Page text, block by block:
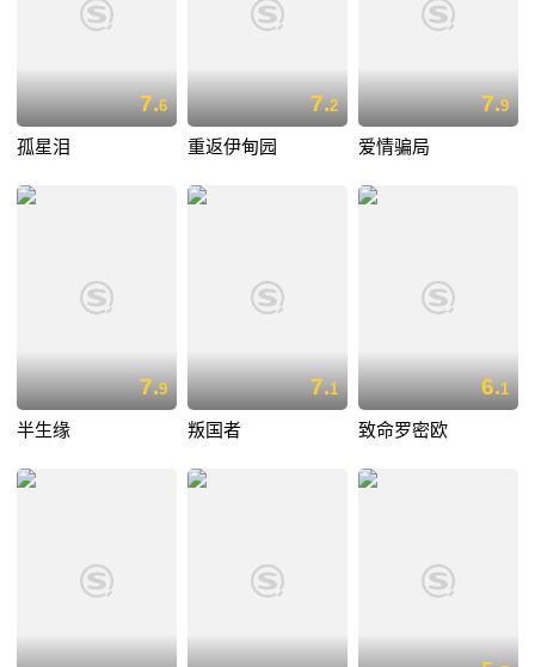
7.6
孤星泪
7.2
重返伊甸园
7.9
爱情骗局
7.9
半生缘
7.1
叛国者
6.1
致命罗密欧